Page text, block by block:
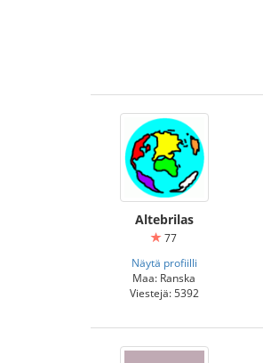
Altebrilas
77
Näytä profiilli
Maa: Ranska
Viestejä: 5392